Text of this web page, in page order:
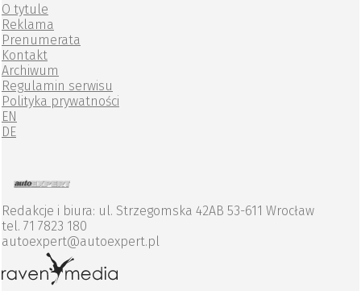
O tytule
Reklama
Prenumerata
Kontakt
Archiwum
Regulamin serwisu
Polityka prywatności
EN
DE
Redakcje i biura: ul. Strzegomska 42AB 53-611 Wrocław
tel. 71 7823 180
autoexpert@autoexpert.pl